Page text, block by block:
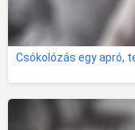
Csókolózás egy apró,